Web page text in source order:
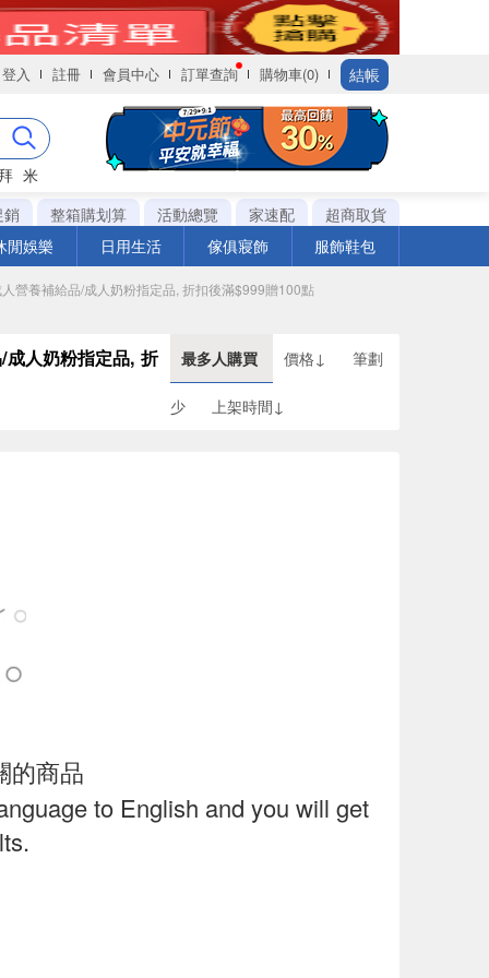
登入 註冊 會員中心 訂單查詢 購物車(0) 結帳
米
銷 整箱購划算 活動總覽 家速配
超商取貨
閒娛樂 日用生活 傢俱寢飾 服飾鞋包
營養補給品/成人奶粉指定品, 折扣後滿$999贈100點
成人奶粉指定品, 折
最多人購買 價格↓ 筆劃
少 上架時間↓
的商品
to English and you will get